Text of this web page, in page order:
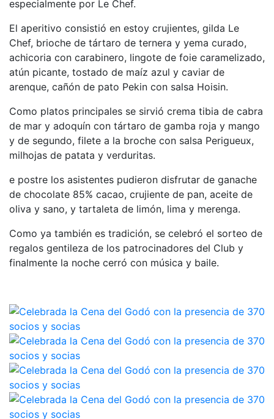
Preguntas
(FAQs)
Trabaja con
nosotros
Área deportiva
Tenis
Escuela de
tenis
Next Gen
Palmarés
equipos
Leyendas
Jugadores
profesionales
Competiciones
Cuadros de
Juego
Cuadro de
Honor
Histórico del
Campeonato
Social
especialmente por Le Chef.
El aperitivo consistió en estoy crujientes, gilda Le
Chef, brioche de tártaro de ternera y yema curado,
achicoria con carabinero, lingote de foie caramelizado,
atún picante, tostado de maíz azul y caviar de
arenque, cañón de pato Pekin con salsa Hoisin.
Como platos principales se sirvió crema tibia de cabra
de mar y adoquín con tártaro de gamba roja y mango
y de segundo, filete a la broche con salsa Perigueux,
milhojas de patata y verduritas.
e postre los asistentes pudieron disfrutar de ganache
de chocolate 85% cacao, crujiente de pan, aceite de
oliva y sano, y tartaleta de limón, lima y merenga.
Como ya también es tradición, se celebró el sorteo de
regalos gentileza de los patrocinadores del Club y
finalmente la noche cerró con música y baile.